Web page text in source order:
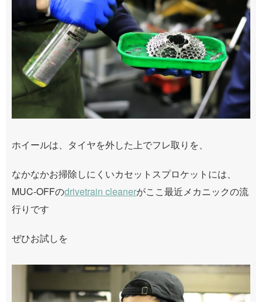
ホイールは、タイヤを外した上でフレ取りを、
なかなかお掃除しにくいカセットスプロケットには、
MUC-OFFのdrivetrain cleanerがここ最近メカニックの流
行りです
ぜひお試しを